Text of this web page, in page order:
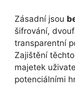
Zásadní jsou
šifrování,
transparentní
Zajištění
majetek
potenciálními